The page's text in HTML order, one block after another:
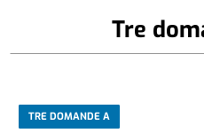
Tre
TRE DOMANDE A